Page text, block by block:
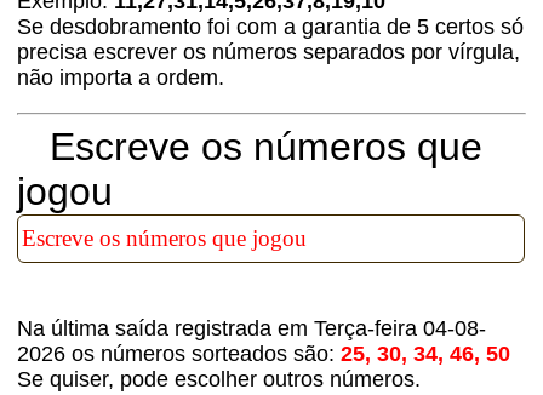
Se desdobramento foi com a garantia de 5 certos só
precisa escrever os números separados por vírgula,
não importa a ordem.
Escreve os números que
jogou
Na última saída registrada em Terça-feira 04-08-
2026 os números sorteados são:25, 30, 34, 46, 50
Se quiser, pode escolher outros números.